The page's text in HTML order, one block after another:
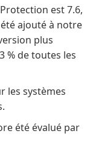
est 7.6,
ajouté à notre
plus
% de toutes les
les systèmes
été évalué par